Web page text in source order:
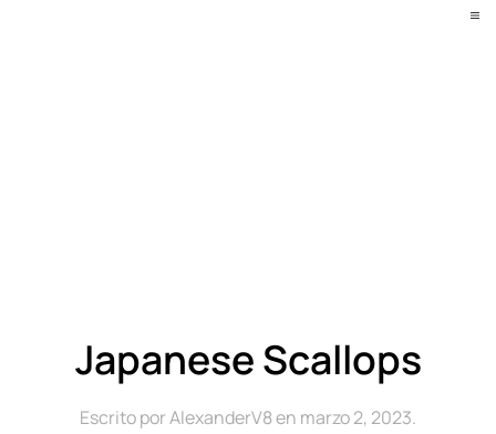
Japanese Scallops
Escrito porAlexanderV8en marzo 2, 2023.